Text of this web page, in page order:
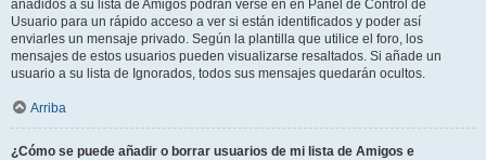
añadidos a su lista de Amigos podrán verse en en Panel de Control de
Usuario para un rápido acceso a ver si están identificados y poder así
enviarles un mensaje privado. Según la plantilla que utilice el foro, los
mensajes de estos usuarios pueden visualizarse resaltados. Si añade un
usuario a su lista de Ignorados, todos sus mensajes quedarán ocultos.
Arriba
¿Cómo se puede añadir o borrar usuarios de mi lista de Amigos e